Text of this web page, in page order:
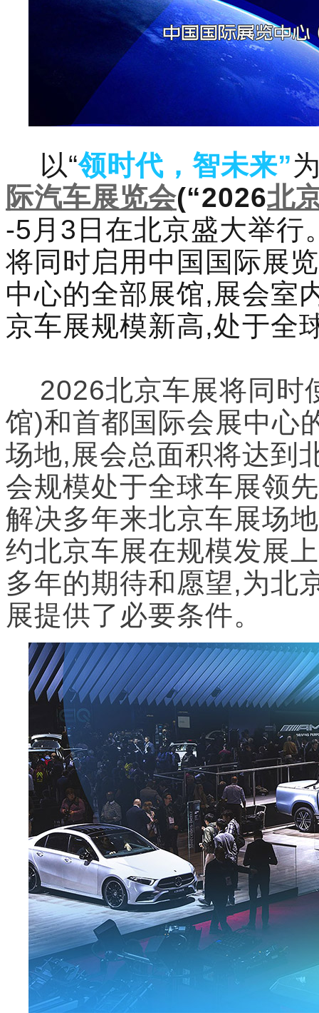
以“领时代，智未来”
际汽车展览会(“2026北
-5月3日在北京盛大举行
将同时启用中国国际展
中心的全部展馆,展会室
京车展规模新高,处于全
2026北京车展将同时
馆)和首都国际会展中心
场地,展会总面积将达到
会规模处于全球车展领
解决多年来北京车展场
约北京车展在规模发展
多年的期待和愿望,为北
展提供了必要条件。